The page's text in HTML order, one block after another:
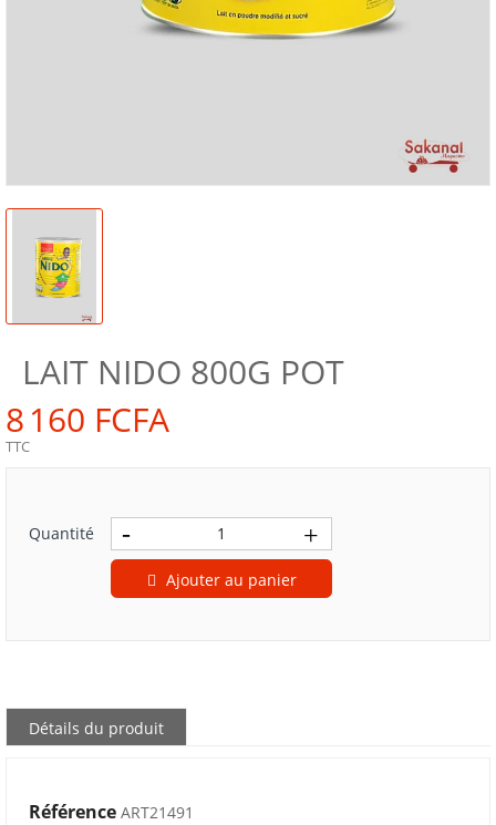
LAIT NIDO 800G POT
8 160 FCFA
TTC
Quantité
Ajouter au panier
Détails du produit
Référence ART21491